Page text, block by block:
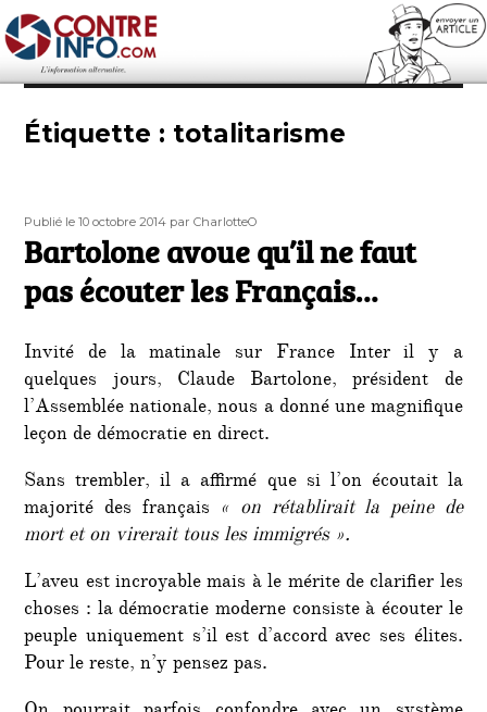
Contre-Info
Étiquette : totalitarisme
Publié
le
Publié le 10 octobre 2014 Auteur
par CharlotteO
Bartolone avoue qu’il ne faut
pas écouter les Français…
Invité de la matinale sur France Inter il y a
quelques jours, Claude Bartolone, président de
l’Assemblée nationale, nous a donné une magnifique
leçon de démocratie en direct.
Sans trembler, il a affirmé que si l’on écoutait la
majorité des français « on rétablirait la peine de
mort et on virerait tous les immigrés ».
L’aveu est incroyable mais à le mérite de clarifier les
choses : la démocratie moderne consiste à écouter le
peuple uniquement s’il est d’accord avec ses élites.
Pour le reste, n’y pensez pas.